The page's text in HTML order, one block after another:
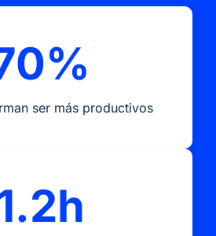
ser más productivos